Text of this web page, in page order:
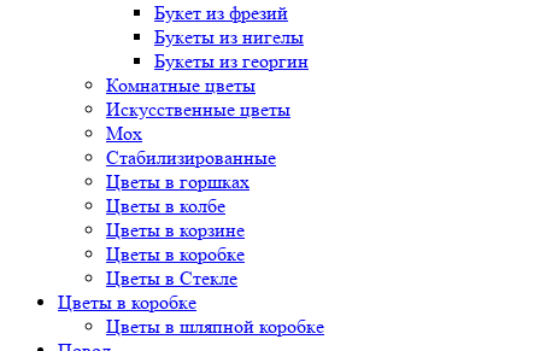
Букет из фрезий
Букеты из нигелы
Букеты из георгин
Комнатные цветы
Искусственные цветы
Мох
Стабилизированные
Цветы в горшках
Цветы в колбе
Цветы в корзине
Цветы в коробке
Цветы в Стекле
Цветы в коробке
Цветы в шляпной коробке